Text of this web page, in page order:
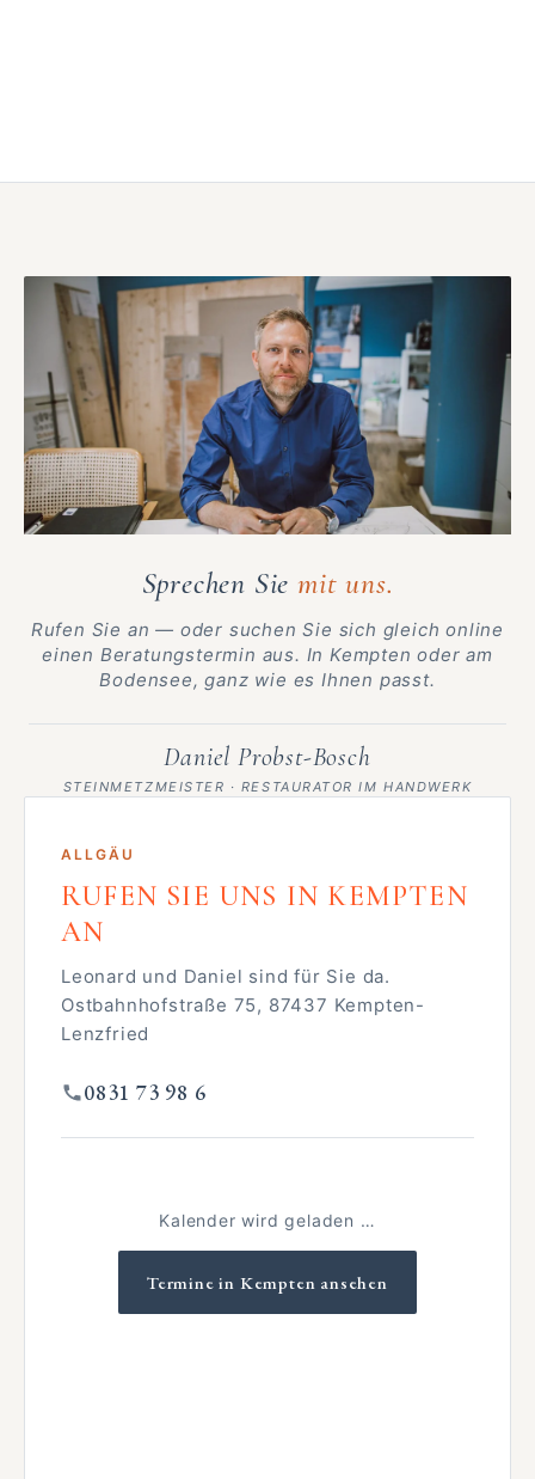
Sprechen Sie mit uns.
Rufen Sie an — oder suchen Sie sich gleich online
einen Beratungstermin aus. In Kempten oder am
Bodensee, ganz wie es Ihnen passt.
Daniel Probst-Bosch
STEINMETZMEISTER · RESTAURATOR IM HANDWERK
ALLGÄU
RUFEN SIE UNS IN KEMPTEN
AN
Leonard und Daniel sind für Sie da.
Ostbahnhofstraße 75, 87437 Kempten-
Lenzfried
0831 73 98 6
Kalender wird geladen …
Termine in Kempten ansehen